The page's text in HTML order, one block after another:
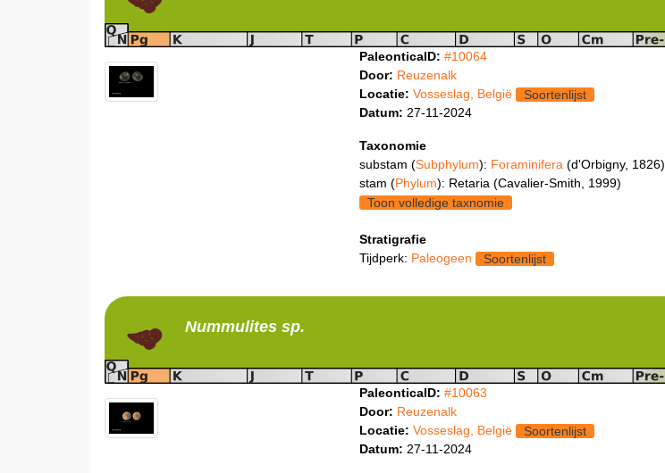
PaleonticaID: #10064
Door: Reuzenalk
Locatie: Vosseslag, België
Soortenlijst
Datum: 27-11-2024
Taxonomie
substam (Subphylum): Foraminifera (d'Orbigny, 1826)
stam (Phylum): Retaria (Cavalier-Smith, 1999)
Toon volledige taxnomie
Stratigrafie
Tijdperk: Paleogeen Soortenlijst
Nummulitessp.
PaleonticaID: #10063
Door: Reuzenalk
Locatie: Vosseslag, België
Soortenlijst
Datum: 27-11-2024